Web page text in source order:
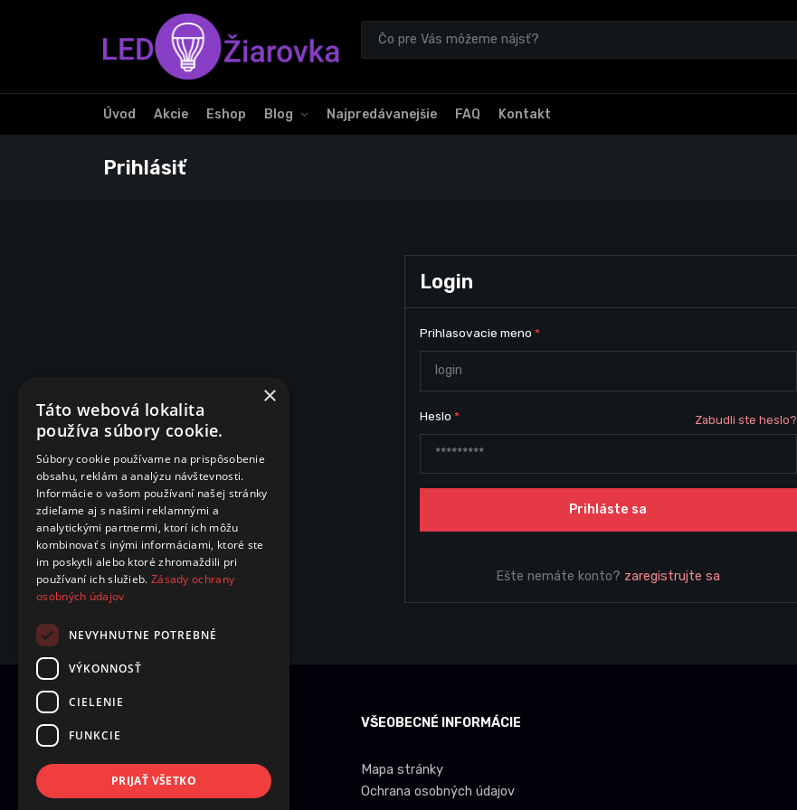
Úvod Akcie Eshop Blog Najpredávanejšie FAQ Kontakt
Prihlásiť
Login
Prihlasovacie meno *
Heslo * Zabudli ste heslo?
Prihláste sa
Ešte nemáte konto? zaregistrujte sa
Dobrava a množstevné zľavy
Obchodné podmienky
VŠEOBECNÉ INFORMÁCIE
Mapa stránky
Ochrana osobných údajov
×
Táto webová lokalita
používa súbory cookie.
Súbory cookie používame na prispôsobenie
obsahu, reklám a analýzu návštevnosti.
Informácie o vašom používaní našej stránky
zdieľame aj s našimi reklamnými a
analytickými partnermi, ktorí ich môžu
kombinovať s inými informáciami, ktoré ste
im poskytli alebo ktoré zhromaždili pri
používaní ich služieb. Zásady ochrany
osobných údajov
NEVYHNUTNE POTREBNÉ
VÝKONNOSŤ
CIELENIE
FUNKCIE
PRIJAŤ VŠETKO